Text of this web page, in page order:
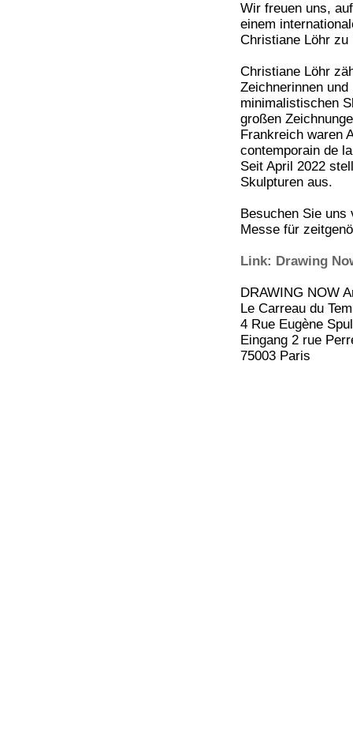
Wir freuen uns,
einem
Christiane Löhr zu
Christiane Löhr
Zeichnerinnen
minimalistischen
großen
Frankreich waren
contemporain de
Seit April 2022
Skulpturen aus.
Besuchen Sie uns
Messe für
Link: Drawing
DRAWING NOW
Le Carreau du
4 Rue Eugène
Eingang 2 rue
75003 Paris